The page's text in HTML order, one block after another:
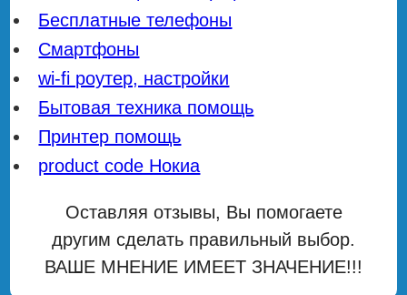
Бесплатные телефоны
Смартфоны
wi-fi роутер, настройки
Бытовая техника помощь
Принтер помощь
product code Нокиа
Оставляя отзывы, Вы помогаете
другим сделать правильный выбор.
ВАШЕ МНЕНИЕ ИМЕЕТ ЗНАЧЕНИЕ!!!